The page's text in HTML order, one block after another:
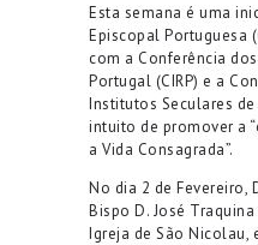
Esta semana é uma
Episcopal Portuguesa
com a Conferência
Portugal (CIRP) e a
Institutos Seculares de
intuito de promover a
a Vida Consagrada”.
No dia 2 de Fevereiro,
Bispo D. José
Igreja de São Nicolau,